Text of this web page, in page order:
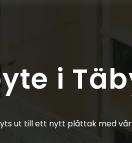
i
ut till ett nytt plåttak med vår